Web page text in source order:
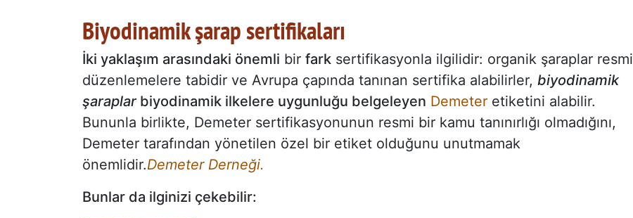
Biyodinamik şarap sertifikaları
İki yaklaşım arasındaki önemli bir fark sertifikasyonla ilgilidir: organik şaraplar resmi
düzenlemelere tabidir ve Avrupa çapında tanınan sertifika alabilirler, biyodinamik
şaraplar biyodinamik ilkelere uygunluğu belgeleyen Demeter etiketini alabilir.
Bununla birlikte, Demeter sertifikasyonunun resmi bir kamu tanınırlığı olmadığını,
Demeter tarafından yönetilen özel bir etiket olduğunu unutmamak
önemlidir.Demeter Derneği.
Bunlar da ilginizi çekebilir: